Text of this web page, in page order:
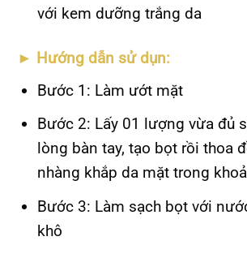
với kem dưỡng trắng da
► Hướng dẫn sử dụn:
Bước 1: Làm ướt mặt
Bước 2: Lấy 01 lượng vừa đủ
lòng bàn tay, tạo bọt rồi thoa
nhàng khắp da mặt trong
Bước 3: Làm sạch bọt với
khô